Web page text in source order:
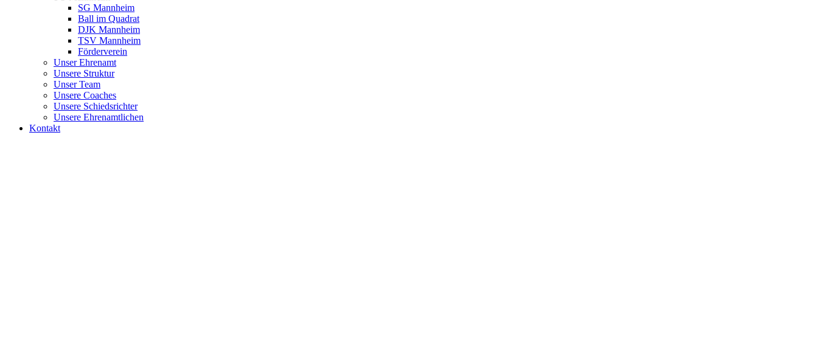
SG Mannheim
Ball im Quadrat
DJK Mannheim
TSV Mannheim
Förderverein
Unser Ehrenamt
Unsere Struktur
Unser Team
Unsere Coaches
Unsere Schiedsrichter
Unsere Ehrenamtlichen
Kontakt